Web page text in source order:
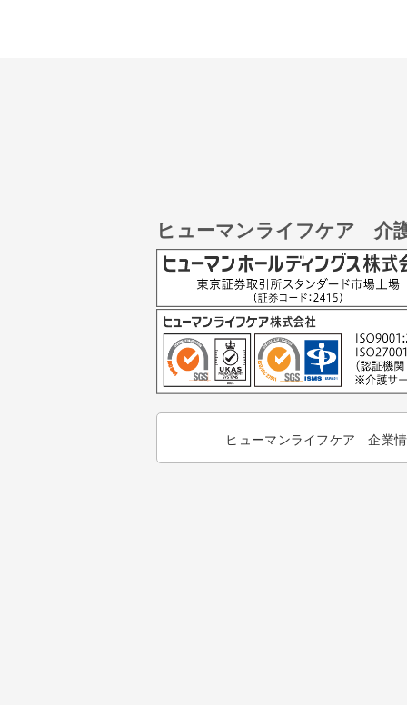
ヒューマンライフケア 介
ヒューマンライフケア 企業